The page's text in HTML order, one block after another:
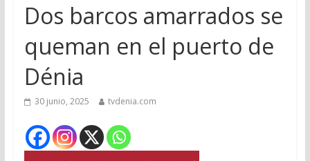
Dos barcos amarrados se
queman en el puerto de
Dénia
30 junio, 2025 tvdenia.com